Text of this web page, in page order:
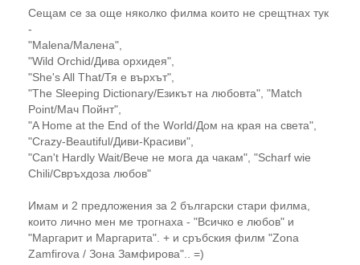
Сещам се за още няколко филма които не срещтнах тук
-
"Malena/Малена",
"Wild Orchid/Дива орхидея",
"She's All That/Тя е върхът",
"The Sleeping Dictionary/Езикът на любовта", "Match
Point/Мач Пойнт",
"A Home at the End of the World/Дом на края на света",
"Crazy-Beautiful/Диви-Красиви",
"Can't Hardly Wait/Вече не мога да чакам", "Scharf wie
Chili/Свръхдоза любов"
Имам и 2 предложения за 2 български стари филма,
които лично мен ме трогнаха - "Всичко е любов" и
"Маргарит и Маргарита". + и сръбския филм "Zona
Zamfirova / Зона Замфирова".. =)